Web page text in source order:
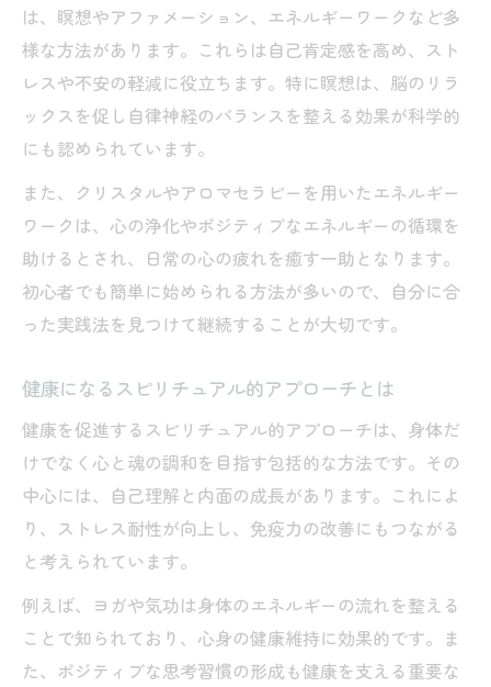
は、瞑想やアファメーション、エネルギーワークなど多
様な方法があります。これらは自己肯定感を高め、スト
レスや不安の軽減に役立ちます。特に瞑想は、脳のリラ
ックスを促し自律神経のバランスを整える効果が科学的
にも認められています。
また、クリスタルやアロマセラピーを用いたエネルギー
ワークは、心の浄化やポジティブなエネルギーの循環を
助けるとされ、日常の心の疲れを癒す一助となります。
初心者でも簡単に始められる方法が多いので、自分に合
った実践法を見つけて継続することが大切です。
健康になるスピリチュアル的アプローチとは
健康を促進するスピリチュアル的アプローチは、身体だ
けでなく心と魂の調和を目指す包括的な方法です。その
中心には、自己理解と内面の成長があります。これによ
り、ストレス耐性が向上し、免疫力の改善にもつながる
と考えられています。
例えば、ヨガや気功は身体のエネルギーの流れを整える
ことで知られており、心身の健康維持に効果的です。ま
た、ポジティブな思考習慣の形成も健康を支える重要な